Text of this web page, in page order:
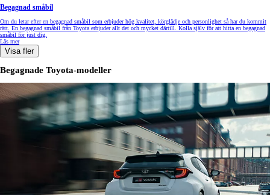
Begagnad småbil
Om du letar efter en begagnad småbil som erbjuder hög kvalitet, körglädje och personlighet så har du kommit
rätt. En begagnad småbil från Toyota erbjuder allt det och mycket därtill. Kolla själv för att hitta en begagnad
småbil för just dig.
Läs mer
Visa fler
Begagnade Toyota-modeller